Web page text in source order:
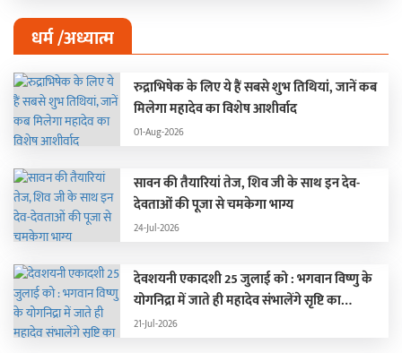
धर्म /अध्यात्म
रुद्राभिषेक के लिए ये हैं सबसे शुभ तिथियां, जानें कब
मिलेगा महादेव का विशेष आशीर्वाद
01-Aug-2026
सावन की तैयारियां तेज, शिव जी के साथ इन देव-
देवताओं की पूजा से चमकेगा भाग्य
24-Jul-2026
देवशयनी एकादशी 25 जुलाई को : भगवान विष्णु के
योगनिद्रा में जाते ही महादेव संभालेंगे सृष्टि का
संचालन, चार महीने बंद रहेंगे मांगलिक कार्य
21-Jul-2026